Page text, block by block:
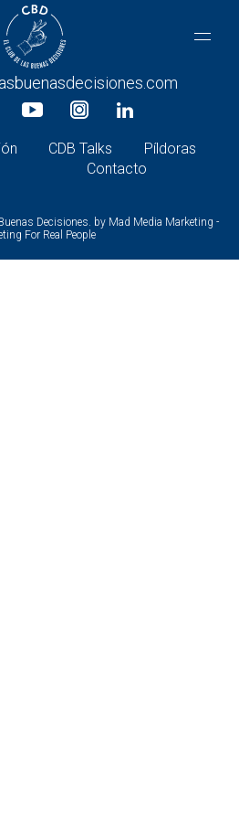
CON NOSOTROS
966 26 30 27 |
CDB Talks
Píldoras
Contacto
Decisiones. by Mad Media Marketing -
For Real People